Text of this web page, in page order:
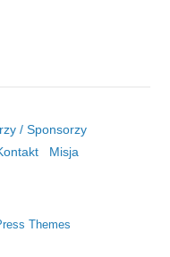
/ Sponsorzy
Misja
Themes